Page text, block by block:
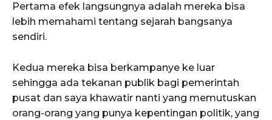
Pertama efek langsungnya adalah mereka bisa
lebih memahami tentang sejarah bangsanya
sendiri.
Kedua mereka bisa berkampanye ke luar
sehingga ada tekanan publik bagi pemerintah
pusat dan saya khawatir nanti yang memutuskan
orang-orang yang punya kepentingan politik, yang